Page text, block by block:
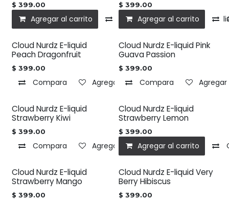
$ 399.00
Agregar al carrito Compara Agregar a la
$ 399.00
Agregar al carrito
Cloud Nurdz E-liquid
Peach Dragonfruit
$ 399.00
Compara Agregar a la lista de deseos
Cloud Nurdz E-liquid Pink
Guava Passion
$ 399.00
Compara
Cloud Nurdz E-liquid
Strawberry Kiwi
$ 399.00
Compara Agregar a la lista de deseos
Cloud Nurdz E-liquid
Strawberry Lemon
$ 399.00
Agregar al carrito
Cloud Nurdz E-liquid
Strawberry Mango
$ 399.00
Cloud Nurdz E-liquid Very
Berry Hibiscus
$ 399.00